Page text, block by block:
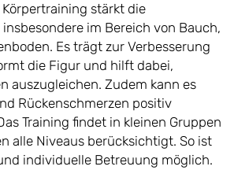
stärkt die
im Bereich von Bauch,
Es trägt zur Verbesserung
die Figur und hilft dabei,
auszugleichen. Zudem kann es
Rückenschmerzen positiv
Training findet in kleinen Gruppen
alle Niveaus berücksichtigt. So ist
individuelle Betreuung möglich.